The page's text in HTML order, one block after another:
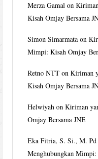
Merza Gamal on
Kisah Omjay Bersama
Simon Simarmata on
Mimpi: Kisah Omjay
Retno NTT onKiriman
Kisah Omjay Bersama
Helwiyah onKiriman
Omjay Bersama JNE
Eka Fitria, S. Si., M. Pd
Menghubungkan